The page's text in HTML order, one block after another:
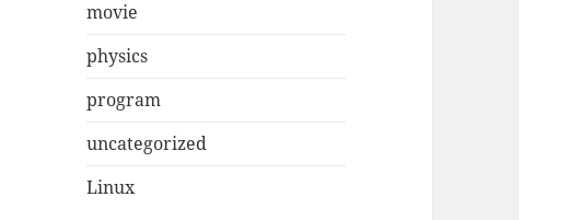
movie
physics
program
uncategorized
Linux